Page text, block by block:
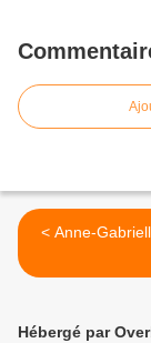
< Anne-
Hébergé par